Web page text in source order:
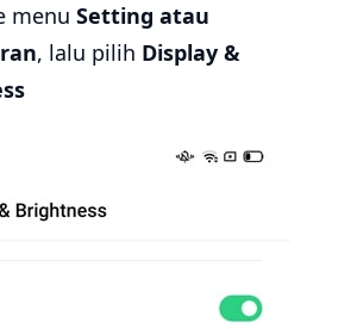
menu Setting atau
, lalu pilih Display &